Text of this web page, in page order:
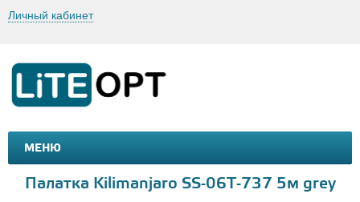
Личный кабинет
МЕНЮ
МАШИНКИ И МОТОЦИКЛЫ
Палатка Kilimanjaro SS-06T-737 5м grey